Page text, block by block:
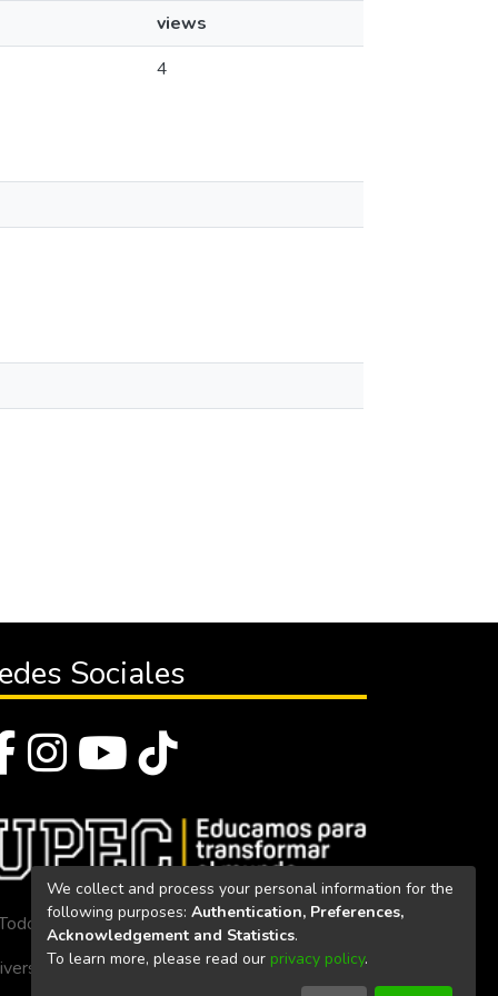
views
4
Sociales
los derechos reservados 2023
Politécnica Estatal del Carchi
We collect and process your personal information for the
following purposes: Authentication, Preferences,
Acknowledgement and Statistics.
To learn more, please read our privacy policy.